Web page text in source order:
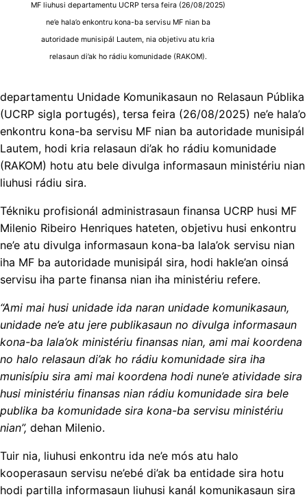
MF liuhusi departamentu UCRP tersa feira (26/08/2025)
ne’e hala’o enkontru kona-ba servisu MF nian ba
autoridade munisipál Lautem, nia objetivu atu kria
relasaun di’ak ho rádiu komunidade (RAKOM).
departamentu Unidade Komunikasaun no Relasaun Públika
(UCRP sigla portugés), tersa feira (26/08/2025) ne’e hala’o
enkontru kona-ba servisu MF nian ba autoridade munisipál
Lautem, hodi kria relasaun di’ak ho rádiu komunidade
(RAKOM) hotu atu bele divulga informasaun ministériu nian
liuhusi rádiu sira.
Tékniku profisionál administrasaun finansa UCRP husi MF
Milenio Ribeiro Henriques hateten, objetivu husi enkontru
ne’e atu divulga informasaun kona-ba lala’ok servisu nian
iha MF ba autoridade munisipál sira, hodi hakle’an oinsá
servisu iha parte finansa nian iha ministériu refere.
“Ami mai husi unidade ida naran unidade komunikasaun,
unidade ne’e atu jere publikasaun no divulga informasaun
kona-ba lala’ok ministériu finansas nian, ami mai koordena
no halo relasaun di’ak ho rádiu komunidade sira iha
munisípiu sira ami mai koordena hodi nune’e atividade sira
husi ministériu finansas nian rádiu komunidade sira bele
publika ba komunidade sira kona-ba servisu ministériu
nian”, dehan Milenio.
Tuir nia, liuhusi enkontru ida ne’e mós atu halo
kooperasaun servisu ne’ebé di’ak ba entidade sira hotu
hodi partilla informasaun liuhusi kanál komunikasaun sira